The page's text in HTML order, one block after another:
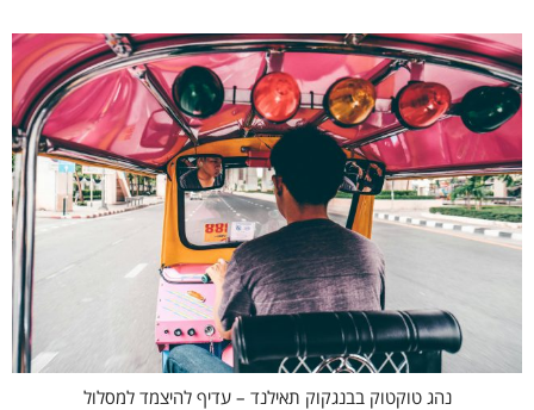
נהג טוקטוק בבנגקוק תאילנד – עדיף להיצמד למסלול